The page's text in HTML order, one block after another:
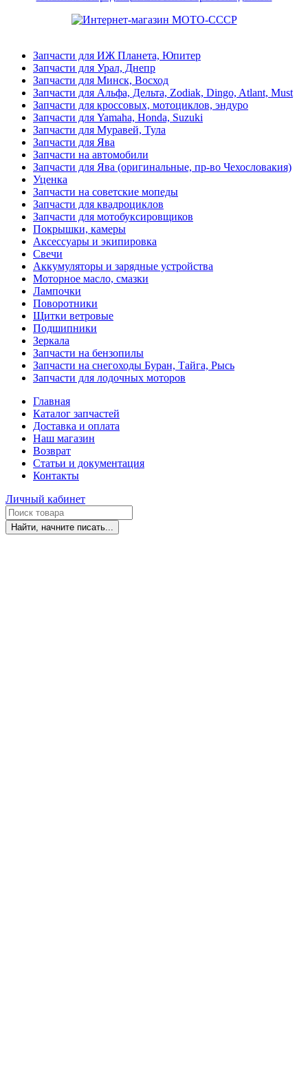
Запчасти для ИЖ Планета, Юпитер
Запчасти для Урал, Днепр
Запчасти для Минск, Восход
Запчасти для Альфа, Дельта, Zodiak, Dingo, Atlant, Must
Запчасти для кроссовых, мотоциклов, эндуро
Запчасти для Yamaha, Honda, Suzuki
Запчасти для Муравей, Тула
Запчасти для Ява
Запчасти на автомобили
Запчасти для Ява (оригинальные, пр-во Чехословакия)
Уценка
Запчасти на советские мопеды
Запчасти для квадроциклов
Запчасти для мотобуксировщиков
Покрышки, камеры
Аксессуары и экипировка
Свечи
Аккумуляторы и зарядные устройства
Моторное масло, смазки
Лампочки
Поворотники
Щитки ветровые
Подшипники
Зеркала
Запчасти на бензопилы
Запчасти на снегоходы Буран, Тайга, Рысь
Запчасти для лодочных моторов
Главная
Каталог запчастей
Доставка и оплата
Наш магазин
Возврат
Статьи и документация
Контакты
Личный кабинет
Найти, начните писать...